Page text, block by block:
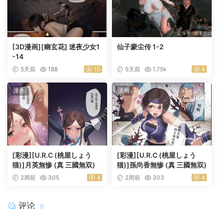
[3D漫画][幽玄花] 迷夜少女1
-14
5天前 188 10
仙子蒙尘传 1-2
5天前 1.75k 4
漫画
[彩漫][U.R.C (桃屋しょう
猫)]月英無惨 (真 三國無双)
2周前 305 4
漫画
[彩漫][U.R.C (桃屋しょう
猫)]孫尚香無惨 (真 三國無双)
2周前 303 4
评论 0